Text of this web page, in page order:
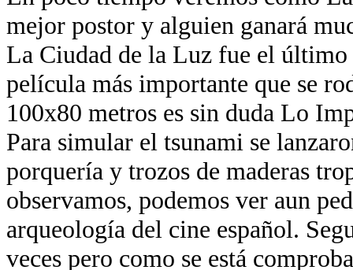
mejor postor y alguien ganará
La Ciudad de la Luz fue el
película más importante que se
100x80 metros es sin duda Lo
Para simular el tsunami se
porquería y trozos de maderas
observamos, podemos ver aun
arqueología del cine español.
veces pero como se está